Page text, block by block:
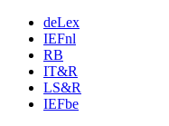
deLex
IEFnl
RB
IT&R
LS&R
IEFbe